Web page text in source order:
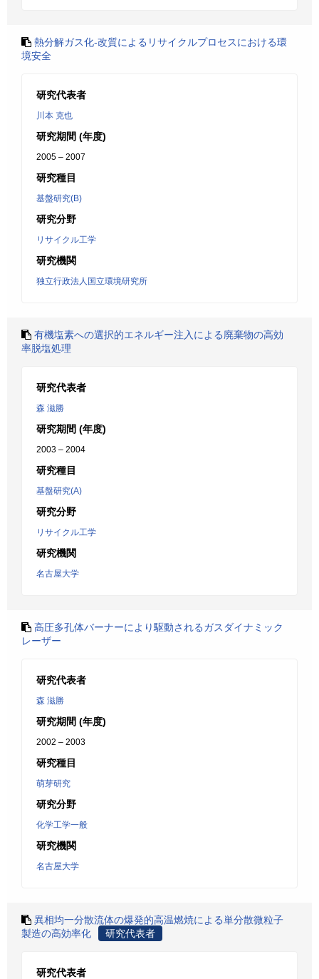
熱分解ガス化-改質によるリサイクルプロセスにおける環
境安全
研究代表者
川本 克也
研究期間 (年度)
2005 – 2007
研究種目
基盤研究(B)
研究分野
リサイクル工学
研究機関
独立行政法人国立環境研究所
有機塩素への選択的エネルギー注入による廃棄物の高効
率脱塩処理
研究代表者
森 滋勝
研究期間 (年度)
2003 – 2004
研究種目
基盤研究(A)
研究分野
リサイクル工学
研究機関
名古屋大学
高圧多孔体バーナーにより駆動されるガスダイナミック
レーザー
研究代表者
森 滋勝
研究期間 (年度)
2002 – 2003
研究種目
萌芽研究
研究分野
化学工学一般
研究機関
名古屋大学
異相均一分散流体の爆発的高温燃焼による単分散微粒子
製造の高効率化
研究代表者
研究代表者